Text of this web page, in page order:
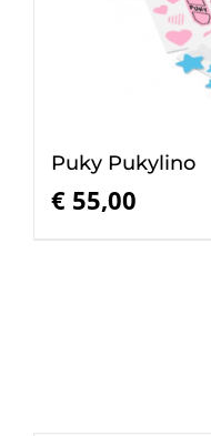
Puky Pukylino
€ 55,00